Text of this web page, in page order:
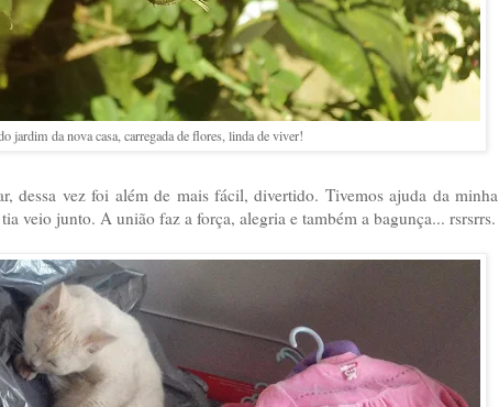
jardim da nova casa, carregada de flores, linda de viver!
dessa vez foi além de mais fácil, divertido. Tivemos ajuda da minha
veio junto. A união faz a força, alegria e também a bagunça... rsrsrrs.